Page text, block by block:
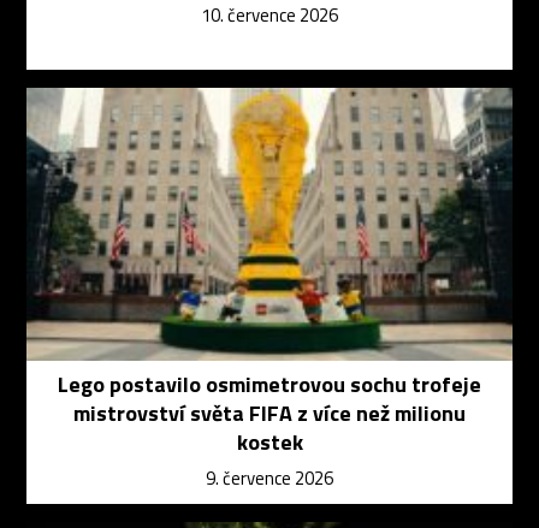
10. července 2026
Lego postavilo osmimetrovou sochu trofeje
mistrovství světa FIFA z více než milionu
kostek
9. července 2026